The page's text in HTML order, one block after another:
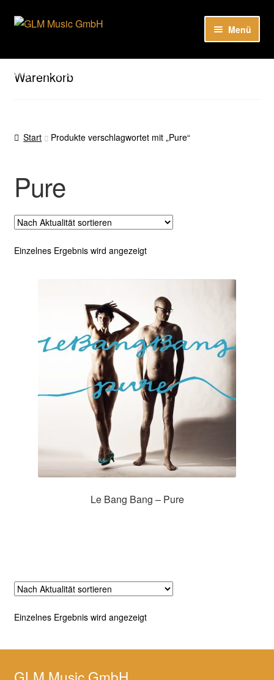
Hier sind unsere Neuigkeiten zu hören: Spotify
Zur
Zum
Menü
Unser Katalog
Warenkorb
Start Produkte verschlagwortet mit „Pure“
Pure
Einzelnes Ergebnis wird angezeigt
Le Bang Bang – Pure
Einzelnes Ergebnis wird angezeigt